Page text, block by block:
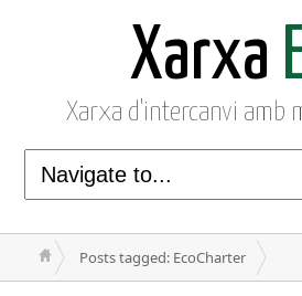
Xarxa
Xarxa d'intercanvi amb
Posts tagged: EcoCharter